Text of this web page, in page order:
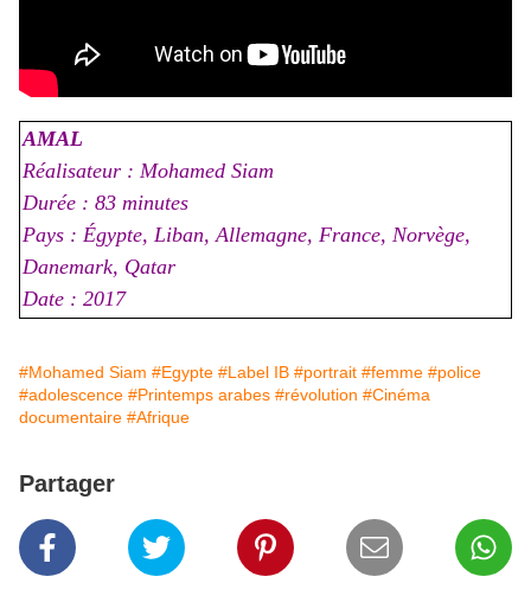
AMAL
Réalisateur : Mohamed Siam
Durée : 83 minutes
Pays : Égypte, Liban, Allemagne, France, Norvège,
Danemark, Qatar
Date : 2017
#Mohamed Siam #Egypte #Label IB #portrait #femme #police
#adolescence #Printemps arabes #révolution #Cinéma
documentaire #Afrique
Partager